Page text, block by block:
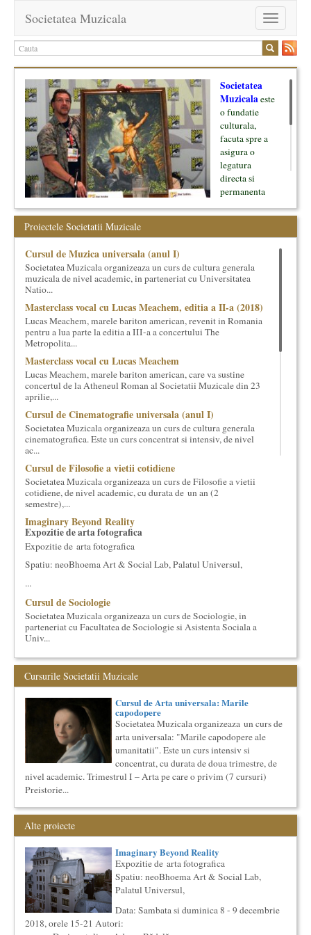
Toggle
navigation
Societatea Muzicala
Societatea
Muzicalaeste
o fundatie
culturala,
facuta spre a
asigura o
legatura
directa si
permanenta
oamenii ei, pe
inceput cu muzica clasica - si de aici numele -, insa acum
dezvoltam proiecte si in alte domenii ale culturii.
Facem management cultural, dezvoltam si administram proiecte
proprii sau preluate, modele si sisteme de finantare, marketing
cultural si consultanta. Organizam concursuri, concerte si
evenimente culturale, private sau publice, tinem cursuri de
cultura generala muzicala, teatrala, filosofica si de alte feluri.
Cuvinte in plus despre proiect, despre cei care il administreaza si
cei care il finantateaza sunt in rubricile de mai jos.
Proiectele Societatii Muzicale
Cursul de Muzica universala (anul I)
Societatea Muzicala organizeaza un curs de cultura generala
muzicala de nivel academic, in parteneriat cu Universitatea
Natio...
Masterclass vocal cu Lucas Meachem, editia a II-a (2018)
Lucas Meachem, marele bariton american, revenit in Romania
pentru a lua parte la editia a III-a a concertului The
Metropolita...
Masterclass vocal cu Lucas Meachem
Lucas Meachem, marele bariton american, care va sustine
concertul de la Atheneul Roman al Societatii Muzicale din 23
aprilie,...
Cursul de Cinematografie universala (anul I)
Societatea Muzicala organizeaza un curs de cultura generala
cinematografica. Este un curs concentrat si intensiv, de nivel
ac...
Cursul de Filosofie a vietii cotidiene
Societatea Muzicala organizeaza un curs de Filosofie a vietii
cotidiene, de nivel academic, cu durata de un an (2
semestre),...
Imaginary Beyond Reality
Expozitie de arta fotografica
Expozitie de arta fotografica
Spatiu: neoBhoema Art & Social Lab, Palatul Universul,
...
Cursul de Sociologie
Societatea Muzicala organizeaza un curs de Sociologie, in
parteneriat cu Facultatea de Sociologie si Asistenta Sociala a
Univ...
Elitele Romaniei
Anuarul Elitei culturale si stiintifice din Romania
Proiectul lansat de catre Societatea Muzicala, a fost conceput
initial ca un anuar al elitei muzicale din Romania – anuar...
Cursul de Cinematografie universala: Marile capodopere
si marii realizatori (anul II)
Societatea Muzicala organizeaza un curs de cultura generala
cinematografica. Este un curs concentrat si intensiv, de nivel
Societatea Culturala
Platforma online de marketing cultural
Obiectivul proiectului este de a construi un sistem complex de
market...
Cursul de Muzica universala (anul II)
Societatea Muzicala organizeaza un curs de cultura generala
muzicala, cu durata de doi ani, in parteneriat cu Universitatea
N...
Cursul de Literatura universala: Marile texte literare ale
umanitatii
Societatea Muzicala organizeaza un curs de literatura
universala: „Marile texte si marile batalii culturale”. Este un
Cursurile Societatii Muzicale
Cursul de Arta universala: Marile
capodopere
Societatea Muzicala organizeaza un curs de
arta universala: "Marile capodopere ale
umanitatii". Este un curs intensiv si
concentrat, cu durata de doua trimestre, de
nivel academic. Trimestrul I – Arta pe care o privim (7 cursuri)
Preistorie...
Alte proiecte
Imaginary Beyond Reality
Expozitie de arta fotografica
Spatiu: neoBhoema Art & Social Lab,
Palatul Universul,
Data: Sambata si duminica 8 - 9 decembrie
2018, orele 15-21 Autori: